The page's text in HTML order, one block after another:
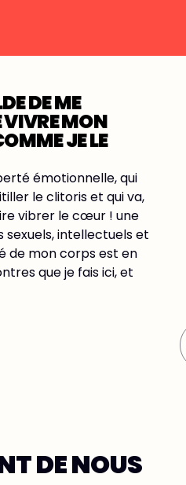
DE ME
VIVRE MON
JE LE
émotionnelle, qui
le clitoris et qui va,
vibrer le cœur ! une
sexuels, intellectuels et
de mon corps est en
que je fais ici, et
DE NOUS